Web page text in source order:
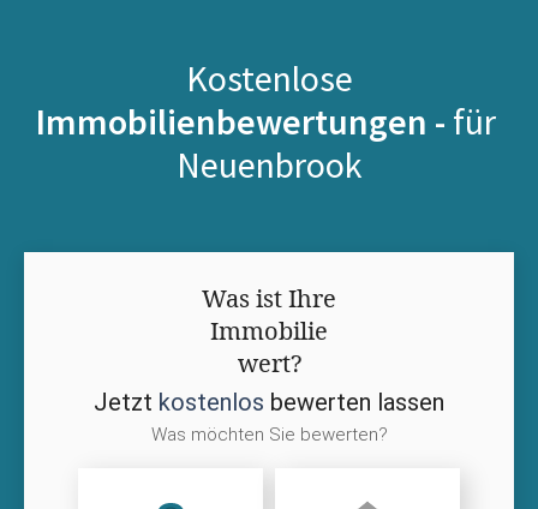
Kostenlose
Immobilienbewertungen - für
Neuenbrook
Was ist Ihre
Immobilie
wert?
Jetzt kostenlos bewerten lassen
Was möchten Sie bewerten?